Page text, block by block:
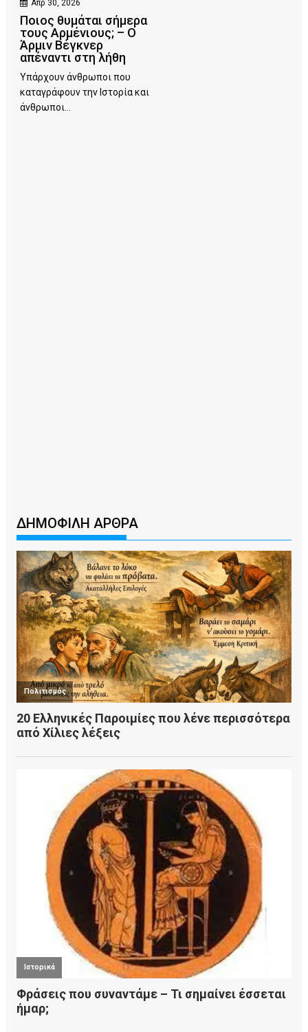
Απρ 30, 2026
Ποιος θυμάται σήμερα
τους Αρμένιους; – Ο
Άρμιν Βέγκνερ
απέναντι στη λήθη
Υπάρχουν άνθρωποι που
καταγράφουν την Ιστορία και
άνθρωποι...
ΔΗΜΟΦΙΛΗ ΑΡΘΡΑ